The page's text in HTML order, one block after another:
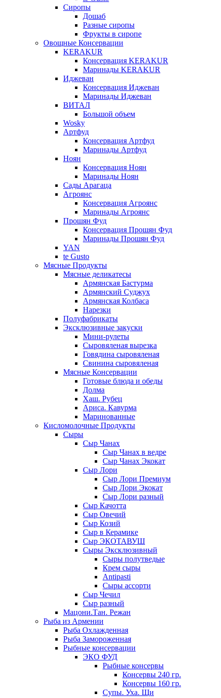
Сиропы
Дошаб
Разные сиропы
Фрукты в сиропе
Овощные Консервации
KERAKUR
Консервация KERAKUR
Маринады KERAKUR
Иджеван
Консервация Иджеван
Маринады Иджеван
ВИТАЛ
Большой объем
Wosky
Артфуд
Консервация Артфуд
Маринады Артфуд
Ноян
Консервация Ноян
Маринады Ноян
Сады Арагаца
Агроянс
Консервация Агроянс
Маринады Агроянс
Прошян Фуд
Консервация Прошян Фуд
Маринады Прошян Фуд
YAN
te Gusto
Мясные Продукты
Мясные деликатесы
Армянская Бастурма
Армянский Суджух
Армянская Колбаса
Нарезки
Полуфабрикаты
Эксклюзивные закуски
Мини-рулеты
Сыровяленая вырезка
Говядина сыровяленая
Свинина сыровяленая
Мясные Консервации
Готовые блюда и обеды
Долма
Хаш. Рубец
Ариса. Кавурма
Маринованные
Кисломолочные Продукты
Сыры
Сыр Чанах
Сыр Чанах в ведре
Сыр Чанах Экокат
Сыр Лори
Сыр Лори Премиум
Сыр Лори Экокат
Сыр Лори разный
Сыр Качотта
Сыр Овечий
Сыр Козий
Сыр в Керамике
Сыр ЭКОТАВУШ
Сыры Эксклюзивный
Сыры полутведые
Крем сыры
Antipasti
Сыры ассорти
Сыр Чечил
Сыр разный
Мацони.Тан. Режан
Рыба из Армении
Рыба Охлажденная
Рыба Замороженная
Рыбные консервации
ЭКО ФУД
Рыбные консервы
Консервы 240 гр.
Консервы 160 гр.
Супы. Уха. Щи